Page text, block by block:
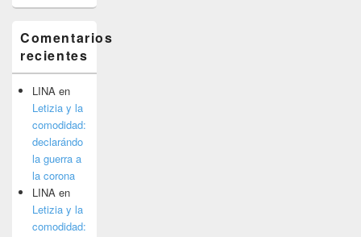
Comentarios
recientes
LINA en
Letizia y la
comodidad:
declarándo
la guerra a
la corona
LINA en
Letizia y la
comodidad: